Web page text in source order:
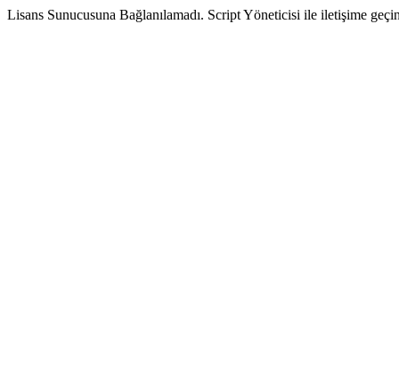
Lisans Sunucusuna Bağlanılamadı. Script Yöneticisi ile iletişime